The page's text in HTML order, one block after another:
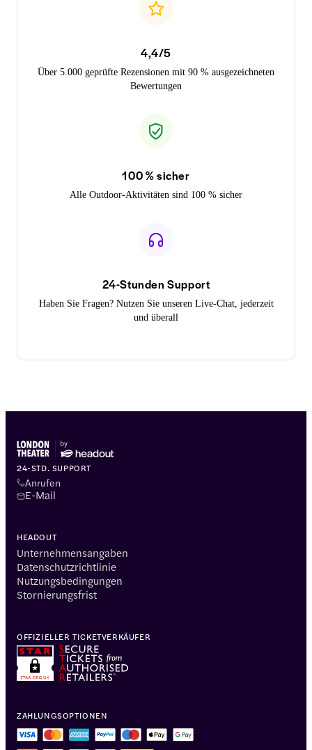
4,4/5
Über 5.000 geprüfte Rezensionen mit 90 % ausgezeichneten
Bewertungen
100 % sicher
Alle Outdoor-Aktivitäten sind 100 % sicher
24-Stunden Support
Haben Sie Fragen? Nutzen Sie unseren Live-Chat, jederzeit
und überall
24-STD. SUPPORT
Anrufen
E-Mail
HEADOUT
Unternehmensangaben
Datenschutzrichtlinie
Nutzungsbedingungen
Stornierungsfrist
ZAHLUNGSOPTIONEN
OFFIZIELLER TICKETVERKÄUFER